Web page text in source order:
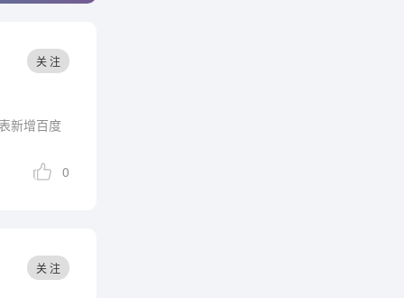
关 注
新增百度
0
关 注